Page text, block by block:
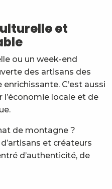
et
ou un week-end
des artisans des
C’est aussi
locale et de
de montagne ?
et créateurs
d’authenticité, de